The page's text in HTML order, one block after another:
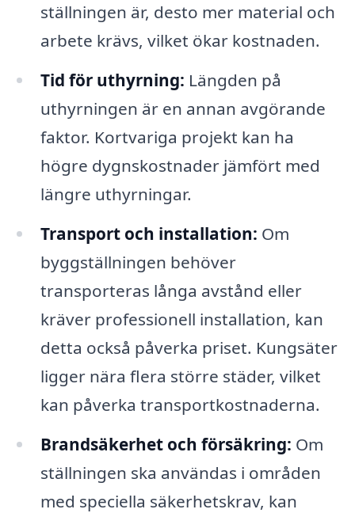
ställningen är, desto mer material och
arbete krävs, vilket ökar kostnaden.
Tid för uthyrning: Längden på
uthyrningen är en annan avgörande
faktor. Kortvariga projekt kan ha
högre dygnskostnader jämfört med
längre uthyrningar.
Transport och installation: Om
byggställningen behöver
transporteras långa avstånd eller
kräver professionell installation, kan
detta också påverka priset. Kungsäter
ligger nära flera större städer, vilket
kan påverka transportkostnaderna.
Brandsäkerhet och försäkring: Om
ställningen ska användas i områden
med speciella säkerhetskrav, kan